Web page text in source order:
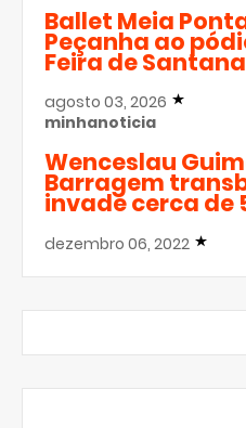
Ballet Meia
Peçanha ao
Feira de Santana
agosto 03, 2026
minhanoticia
Wenceslau
Barragem
invade cerca de
dezembro 06, 2022